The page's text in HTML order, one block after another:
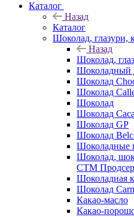
Каталог
Назад
Каталог
Шоколад, глазури,
Назад
Шоколад,
Шоколадный
Шоколад
Шоколад
Шоколад
Шоколад
Шоколад GP
Шоколад
Шоколадные
Шоколад,
СТМ
Шоколадная
Шоколад
Какао-масло
Какао-